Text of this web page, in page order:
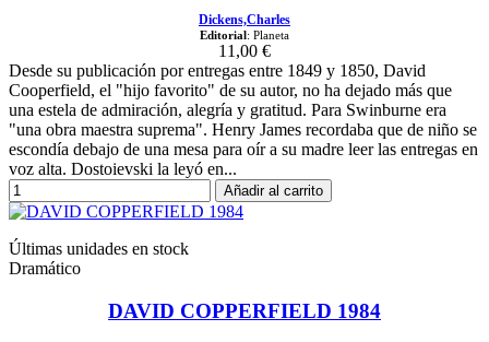
Dickens,Charles
Editorial: Planeta
11,00 €
Desde su publicación por entregas entre 1849 y 1850, David
Cooperfield, el "hijo favorito" de su autor, no ha dejado más que
una estela de admiración, alegría y gratitud. Para Swinburne era
"una obra maestra suprema". Henry James recordaba que de niño se
escondía debajo de una mesa para oír a su madre leer las entregas en
voz alta. Dostoievski la leyó en...
Añadir al carrito
Últimas unidades en stock
Dramático
DAVID COPPERFIELD 1984